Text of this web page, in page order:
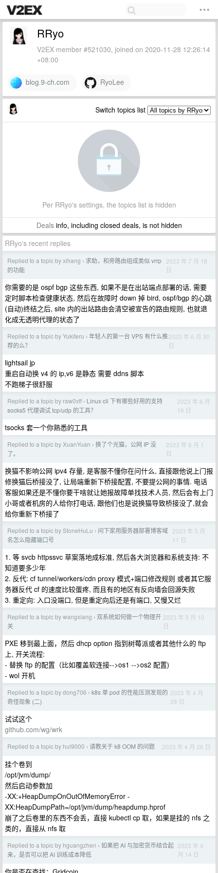
RRyo
V2EX member #521030, joined on 2020-11-28 12:26:14
+08:00
blog.9-ch.com RyoLee
Switch topics list
Per RRyo's settings, the topics list is hidden
Dealsinfo, including closed deals, is not hidden
RRyo's recent replies
Replied to a topic by xihang › 求助，和旁路由组成类似 vrrp
的功能
2023 年 7 月 18
日
你需要的是 ospf bgp 这些东西, 如果不是在出站端点部署的话, 需要
定时脚本检查健康状态, 然后在故障时 down 掉 bird, ospf/bgp 的心跳
(自动)终结之后, site 内的出站路由会清空被宣告的路由规则, 也就退
化成无透明代理的状态了
Replied to a topic by Yukiteru › 年轻人的第一台 VPS 有什么推
荐的么？
2023 年 6 月 30
日
lightsail jp
重启自动换 v4 的 ip,v6 是静态 需要 ddns 脚本
不跑梯子很舒服
Replied to a topic by raw0xff › Linux cli 下有哪些好用的支持
socks5 代理调试 tcp/udp 的工具？
2023 年 6 月
16 日
tsocks 套一个你熟悉的工具
Replied to a topic by XuanYuan › 换了个光猫，公网 IP 没
了。
2023 年 6 月 1
日
换猫不影响公网 ipv4 存量, 是客服不懂你在问什么, 直接跟他说上门报
修换猫后桥接没了, 让局端重新下桥接配置, 不要提公网的事情. 电话
客服如果还是不懂你要干啥就让她报故障单找技术人员, 然后会有上门
小哥或者机房的人给你打电话, 跟他们也是说换猫导致桥接没了,就会
给你重新下桥接了
Replied to a topic by StoneHuLu › 问下家用服务器部署博客域
名怎么隐藏端口号
2023 年 5 月
11 日
1. 等 svcb httpssvc 草案落地成标准, 然后各大浏览器和系统支持: 不
知道要多少年
2. 反代: cf tunnel/workers/cdn proxy 模式+端口修改规则 或者其它服
务器反代 cf 的速度比较蛋疼, 而且有的地区有反向墙会回源失败
3. 重定向: 入口没端口, 但是重定向后还是有端口, 又慢又烂
Replied to a topic by wangxiang › 双系统如何做一个物理开
关
2023 年 5 月 10
日
PXE 移到最上面，然后 dhcp option 指到树莓派或者其他什么的 ftp
上, 开关流程:
- 替换 ftp 的配置（比如覆盖软连接-->os1 -->os2 配置)
- wol 开机
Replied to a topic by dong706 › k8s 单 pod 的性能压测发现的
奇怪现象 (二)
2023 年 4 月
28 日
试试这个
github.com/wg/wrk
Replied to a topic by hui9000 › 请教关于 k8 OOM 的问题 2023 年 4 月 26 日
挂个卷到
/opt/jvm/dump/
然后启动参数加
-XX:+HeapDumpOnOutOfMemoryError -
XX:HeapDumpPath=/opt/jvm/dump/heapdump.hprof
崩了之后卷里的东西不会丢，直接 kubectl cp 取，如果是挂的 nfs 之
类的，直接从 nfs 取
Replied to a topic by hguangzhen › 如果把 AI 与加密货币结合起
来，是否可以把 AI 训练成本降低
2023 年 4
月 14 日